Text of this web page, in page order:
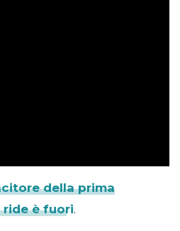
della prima
ride è fuori.